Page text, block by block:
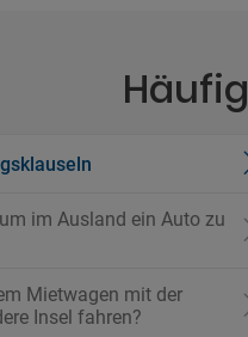
im Ausland ein Auto zu
Mietwagen mit der
Insel fahren?